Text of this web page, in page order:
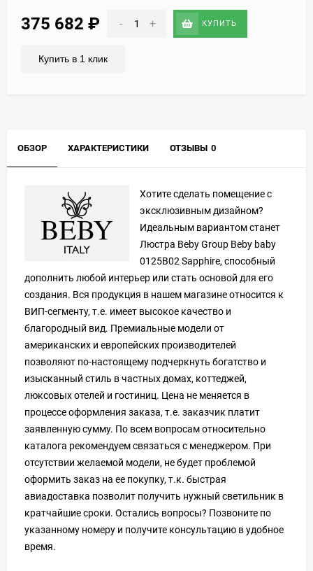
375 682 ₽ - + КУПИТЬ
Купить в 1 клик
ОБЗОР ХАРАКТЕРИСТИКИ ОТЗЫВЫ 0
Хотите сделать помещение с
эксклюзивным дизайном?
Идеальным вариантом станет
Люстра Beby Group Beby baby
0125B02 Sapphire, способный
дополнить любой интерьер или стать основой для его
создания. Вся продукция в нашем магазине относится к
ВИП-сегменту, т.е. имеет высокое качество и
благородный вид. Премиальные модели от
американских и европейских производителей
позволяют по-настоящему подчеркнуть богатство и
изысканный стиль в частных домах, коттеджей,
люксовых отелей и гостиниц. Цена не меняется в
процессе оформления заказа, т.е. заказчик платит
заявленную сумму. По всем вопросам относительно
каталога рекомендуем связаться с менеджером. При
отсутствии желаемой модели, не будет проблемой
оформить заказ на ее покупку, т.к. быстрая
авиадоставка позволит получить нужный светильник в
кратчайшие сроки. Остались вопросы? Позвоните по
указанному номеру и получите консультацию в удобное
время.